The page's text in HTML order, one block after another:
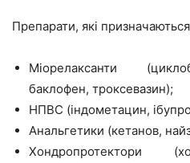
Препарати, які
Міорелаксанти
баклофен, троксевазин);
НПВС (індометацин,
Анальгетики (кетанов,
Хондропротектори